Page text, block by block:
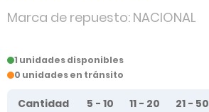
Marca de repuesto NACIONAL
1 unidades disponibles
0 unidades en tránsito
Tier prices table
Cantidad 5 - 10 11 - 20 21 - 50